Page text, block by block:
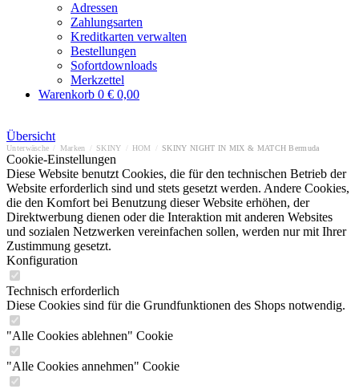
Adressen
Zahlungsarten
Kreditkarten verwalten
Bestellungen
Sofortdownloads
Merkzettel
Warenkorb 0 € 0,00
Übersicht
Unterwäsche Marken SKINY HOM SKINY NIGHT IN MIX & MATCH Bermuda
Cookie-Einstellungen
Diese Website benutzt Cookies, die für den technischen Betrieb der
Website erforderlich sind und stets gesetzt werden. Andere Cookies,
die den Komfort bei Benutzung dieser Website erhöhen, der
Direktwerbung dienen oder die Interaktion mit anderen Websites
und sozialen Netzwerken vereinfachen sollen, werden nur mit Ihrer
Zustimmung gesetzt.
Konfiguration
Technisch erforderlich
Diese Cookies sind für die Grundfunktionen des Shops notwendig.
"Alle Cookies ablehnen" Cookie
"Alle Cookies annehmen" Cookie